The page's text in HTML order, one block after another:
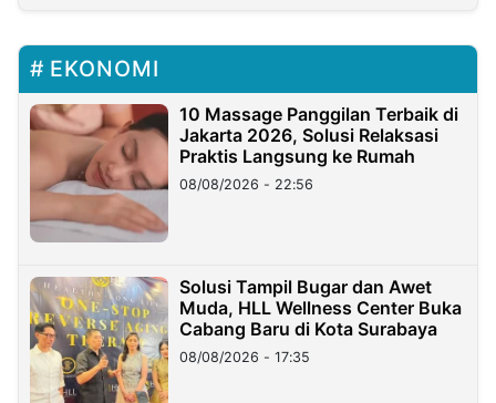
EKONOMI
10 Massage Panggilan Terbaik di
Jakarta 2026, Solusi Relaksasi
Praktis Langsung ke Rumah
08/08/2026 - 22:56
Solusi Tampil Bugar dan Awet
Muda, HLL Wellness Center Buka
Cabang Baru di Kota Surabaya
08/08/2026 - 17:35